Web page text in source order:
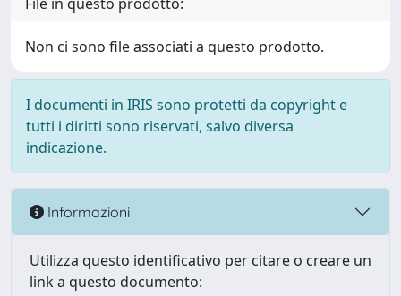
Non ci sono file associati a questo prodotto.
I documenti in IRIS sono protetti da copyright e
tutti i diritti sono riservati, salvo diversa
indicazione.
Informazioni
Utilizza questo identificativo per citare o creare un
link a questo documento: